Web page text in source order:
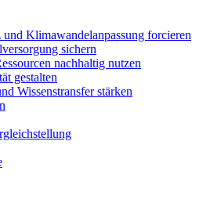
Klimawandelanpassung forcieren
sichern
nachhaltig nutzen
gestalten
Wissenstransfer stärken